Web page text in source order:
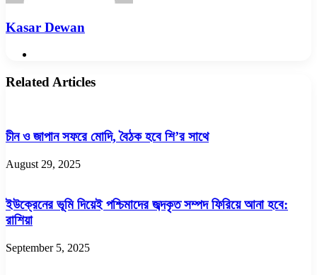
Kasar Dewan
Related Articles
চীন ও জাপান সফরে মোদি, বৈঠক হবে শি’র সাথে
August 29, 2025
ইউক্রেনের ভূমি দিয়েই পশ্চিমাদের জব্দকৃত সম্পদ ফিরিয়ে আনা হবে:
রাশিয়া
September 5, 2025